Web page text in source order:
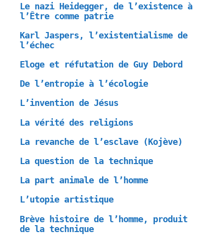
Le nazi Heidegger, de l’existence à
l’Être comme patrie
Karl Jaspers, l’existentialisme de
l’échec
Eloge et réfutation de Guy Debord
De l’entropie à l’écologie
L’invention de Jésus
La vérité des religions
La revanche de l’esclave (Kojève)
La question de la technique
La part animale de l’homme
L’utopie artistique
Brève histoire de l’homme, produit
de la technique